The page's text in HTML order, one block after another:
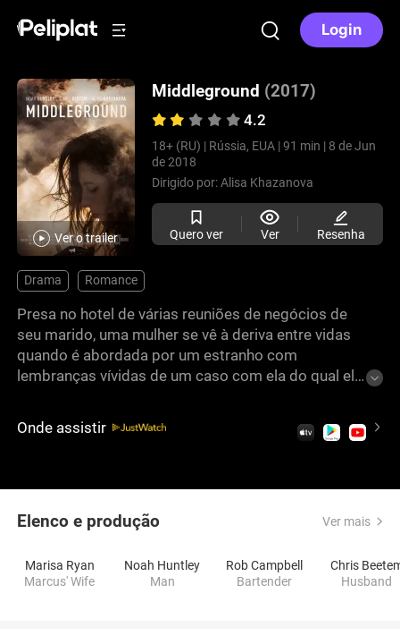
Login
Ver o trailer
Middleground (2017)
4.2
18+ (RU) | Rússia, EUA | 91 min | 8 de Jun
de 2018
Dirigido por:Alisa Khazanova
Quero ver Ver Resenha
Drama Romance
Presa no hotel de várias reuniões de negócios de
seu marido, uma mulher se vê à deriva entre vidas
quando é abordada por um estranho com
lembranças vívidas de um caso com ela do qual ela
lá com o marido. Ele está sempre se levantando
para uma reunião. O outro homem sempre vem e
Onde assistir
Elenco e produção Ver mais
Marisa Ryan
Marcus' Wife
Noah Huntley
Man
Rob Campbell
Bartender
Chris
Husband